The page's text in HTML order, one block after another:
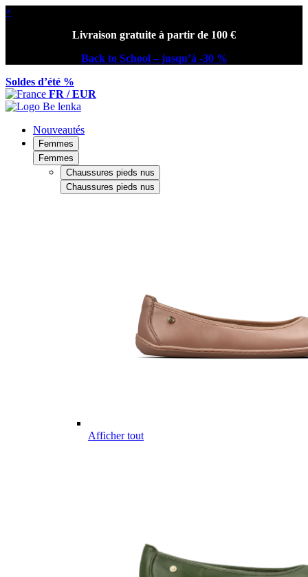
×
Livraison gratuite à partir de 100 €
Back to School – jusqu’à -30 %
Soldes d’été %
FR / EUR
Nouveautés
Femmes
Femmes
Chaussures pieds nus
Chaussures pieds nus
Afficher tout